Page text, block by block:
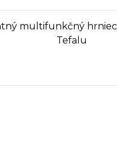
multifunkčný hrniec
Tefalu